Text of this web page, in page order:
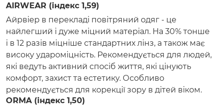
AIRWEAR (індекс 1,59)
Айрвіер в перекладі повітряний одяг - це
найлегший і дуже міцний матеріал. На 30% тонше
і в 12 разів міцніше стандартних лінз, а також має
високу удароміцність. Рекомендується для людей,
які ведуть активний спосіб життя, які цінують
комфорт, захист та естетику. Особливо
рекомендується для корекції зору в дітей віком.
ORMA (індекс 1,50)